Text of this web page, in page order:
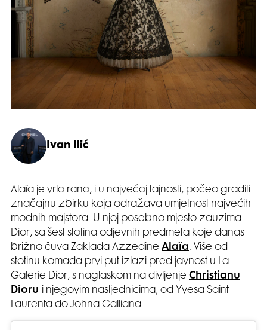
Ivan Ilić
Alaïa je vrlo rano, i u najvećoj tajnosti, počeo graditi
značajnu zbirku koja odražava umjetnost najvećih
modnih majstora. U njoj posebno mjesto zauzima
Dior, sa šest stotina odjevnih predmeta koje danas
brižno čuva Zaklada Azzedine Alaïa. Više od
stotinu komada prvi put izlazi pred javnost u La
Galerie Dior, s naglaskom na divljenje Christianu
Dioru
i njegovim nasljednicima, od Yvesa Saint
Laurenta do Johna Galliana.